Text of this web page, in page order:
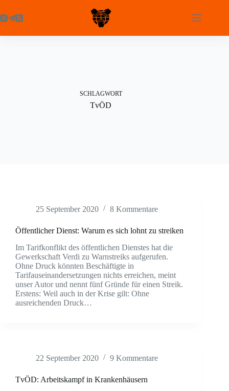
Inhalt
springen
SCHLAGWORT
TvÖD
25 September 2020 8 Kommentare
Öffentlicher Dienst: Warum es sich lohnt zu streiken
Im Tarifkonflikt des öffentlichen Dienstes hat die
Gewerkschaft Verdi zu Warnstreiks aufgerufen.
Ohne Druck könnten Beschäftigte in
Tarifauseinandersetzungen nichts erreichen, meint
unser Autor und nennt fünf Gründe für einen Streik.
Erstens: Weil auch in der Krise gilt: Ohne
ausreichenden Druck…
22 September 2020 9 Kommentare
TvÖD: Arbeitskampf in Krankenhäusern